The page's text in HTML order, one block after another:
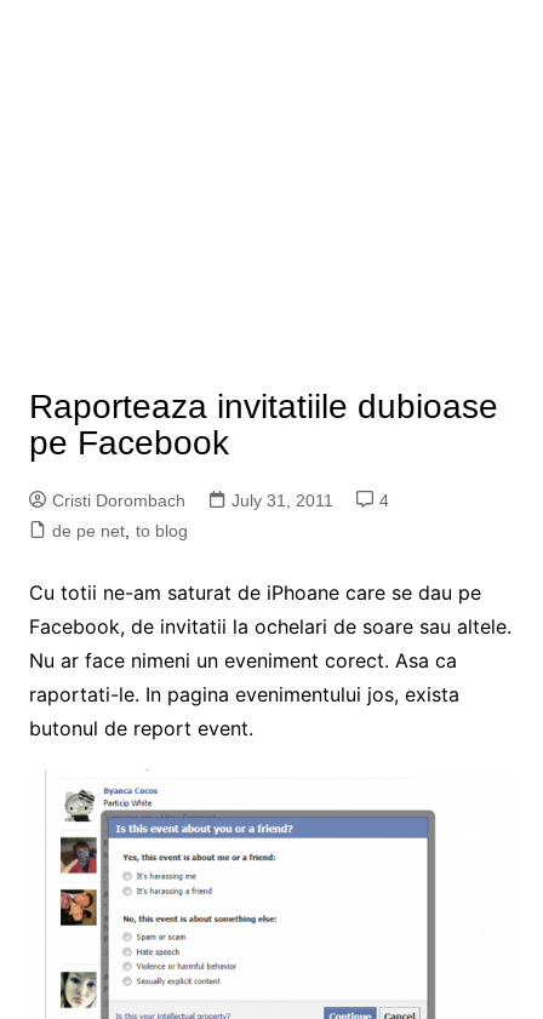
Raporteaza invitatiile dubioase
pe Facebook
Cristi Dorombach July 31, 2011
4
de pe net, to blog
Cu totii ne-am saturat de iPhoane care se dau pe
Facebook, de invitatii la ochelari de soare sau altele.
Nu ar face nimeni un eveniment corect. Asa ca
raportati-le. In pagina evenimentului jos, exista
butonul de report event.